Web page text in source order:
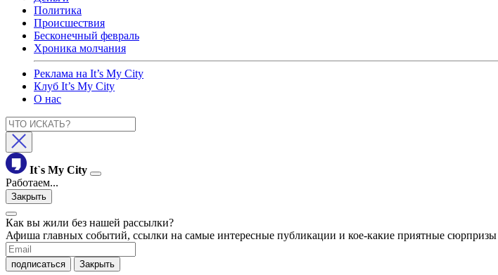
Политика
Происшествия
Бесконечный февраль
Хроника молчания
Реклама на It’s My City
Клуб It’s My City
О нас
It`s My City
Работаем...
Закрыть
Как вы жили без нашей рассылки?
Афиша главных событий, ссылки на самые интересные публикации и кое-какие приятные
подписаться Закрыть